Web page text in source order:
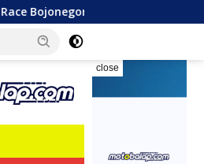
2026 Berlangsung Sengit! 300
close